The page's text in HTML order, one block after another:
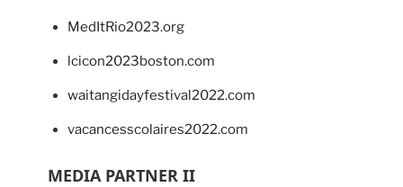
MedItRio2023.org
lcicon2023boston.com
waitangidayfestival2022.com
vacancesscolaires2022.com
MEDIA PARTNER II